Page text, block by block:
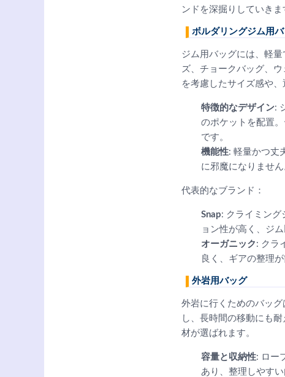
ンドを深掘りしていきま
ボルダリングジム用
ジム用バッグには、軽
ズ、チョークバッグ、
を考慮したサイズ感や
特徴的なデザイン:
のポケットを配置
です。
機能性: 軽量かつ丈
に邪魔になりません
代表的なブランド：
Snap: クライミング
ョン性が高く、ジ
オーガニック : クラ
良く、ギアの整理
外岩用バッグ
外岩に行くためのバッ
し、長時間の移動にも
材が選ばれます。
容量と収納性: ロー
あり、整理しやす